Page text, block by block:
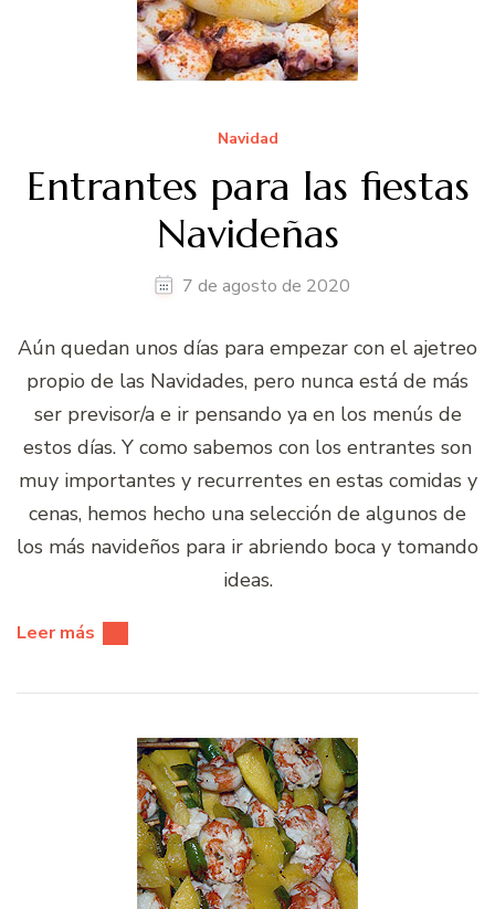
Navidad
Entrantes para las fiestas
Navideñas
7 de agosto de 2020
Aún quedan unos días para empezar con el ajetreo
propio de las Navidades, pero nunca está de más
ser previsor/a e ir pensando ya en los menús de
estos días. Y como sabemos con los entrantes son
muy importantes y recurrentes en estas comidas y
cenas, hemos hecho una selección de algunos de
los más navideños para ir abriendo boca y tomando
ideas.
Leer más